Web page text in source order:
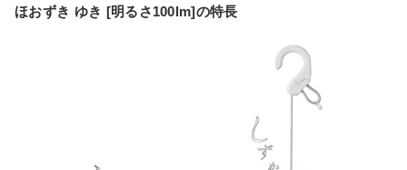
ほおずき ゆき [明るさ100lm]の特長